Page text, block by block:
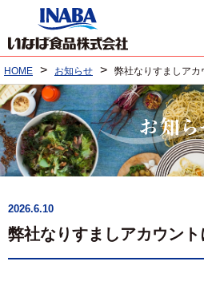
HOME > お知らせ > 弊社なりすましアカ
2026.6.10
弊社なりすましアカウン